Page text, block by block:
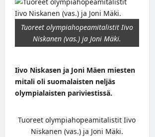
Tuoreet olympiahopeamitalistit Iivo
Niskanen (vas.) ja Joni Mäki.
Iivo Niskasen ja Joni Mäen miesten
mitali oli suomalaisten neljäs
olympialaisten pariviestissä.
Tuoreet olympiahopeamitalistit Iivo
Niskanen (vas.) ja Joni Mäki.